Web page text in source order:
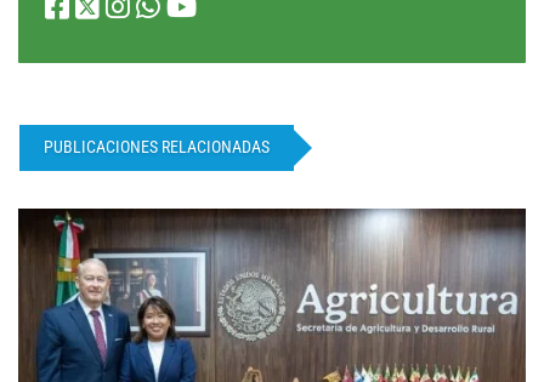
PUBLICACIONES RELACIONADAS